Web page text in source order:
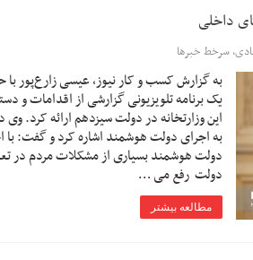
,سرخط خبرها
به گزارش کسب و کار نیوز، عیسی زارع‌پور
یک برنامه تلویزیونی گزارشی از اقدامات و
این وزارتخانه در دولت سیزدهم ارائه کرد. وی
به اجرای دولت هوشمند اشاره کرد و گفت: با
دولت هوشمند بسیاری از مشکلات مردم در
دولت رفع می …
مطالعه بیشتر